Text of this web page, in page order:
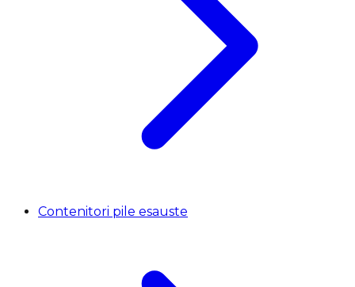
Contenitori pile esauste